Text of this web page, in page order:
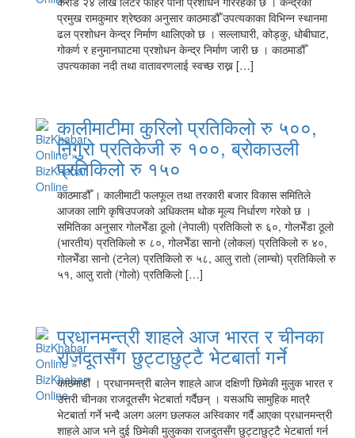
प्रमुख रामकुमार श्रेष्ठका अनुसार काठमाडौँ उपत्यकाका विभिन्न स्थानमा
ढल प्रशोधन केन्द्र निर्माण थालिएको छ । सल्लाघारी, कोड्कु, धोबीघाट,
गोकर्ण र हनुमानघाटमा प्रशोधन केन्द्र निर्माण जारी छ । काठमाडौँ
उपत्यकाका नदी तथा वातावरणलाई स्वच्छ राख्न […]
कालीमाटीमा कुरिलो प्रतिकिलो रु ५००,
निगुरो प्रतिकेजी रु १००, ब्रोकाउली
प्रतिकिलो रु १५०
काठमाडौँ । कालीमाटी फलफूल तथा तरकारी बजार विकास समितिले
आजका लागि कृषिउपजको अधिकतम थोक मूल्य निर्धारण गरेको छ ।
समितिका अनुसार गोलभेँडा ठूलो (नेपाली) प्रतिकिलो रु ६०, गोलभेँडा ठूलो
(भारतीय) प्रतिकिलो रु ८०, गोलभेँडा सानो (लोकल) प्रतिकिलो रु ४०,
गोलभेँडा सानो (टनेल) प्रतिकिलो रु ५८, आलु रातो (लाम्चो) प्रतिकिलो रु
५१, आलु रातो (गोलो) प्रतिकिलो […]
प्रधानमन्त्री शाहले आज भारत र चीनका
राजदूतसँग छुट्टाछुट्टै भेटबार्ता गर्ने
काठमाडौं । प्रधानमन्त्री बालेन शाहले आज दक्षिणी छिमेकी मुलुक भारत र
उत्तरी चीनका राजदूतसँग भेटबार्ता गर्दैछन् । यसअघि सामुहिक मात्रै
भेटबार्ता गर्ने भन्दै अलग अलग छलफल अस्विकार गर्दै आएका प्रधानमन्त्री
शाहले आज भने दुई छिमेकी मुलुकका राजदुतसँग छुट्टाछुट्टै भेटबार्ता गर्न